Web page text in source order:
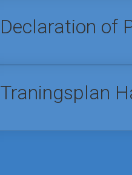
Declaration of
Traningsplan